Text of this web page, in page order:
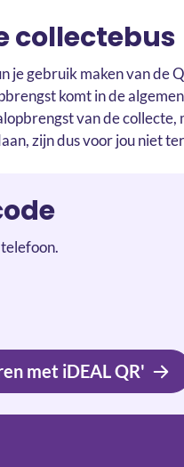
collectebus
je gebruik maken van de
komt in de
van de collecte,
zijn dus voor jou niet
met iDEAL QR'